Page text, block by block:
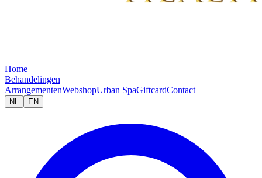
Home
Behandelingen
ArrangementenWebshopUrban SpaGiftcardContact
NL EN